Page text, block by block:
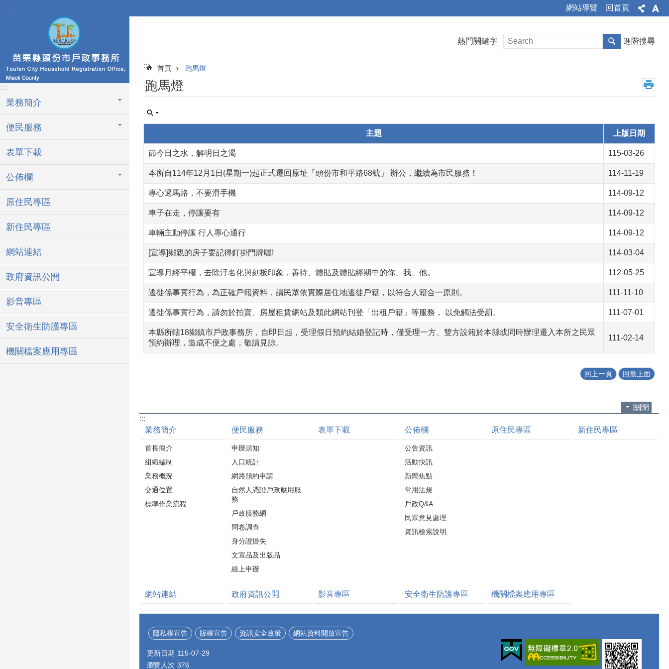
跳到主要內容區塊
::: 網站導覽 回首頁
:::
業務簡介
便民服務
表單下載
公佈欄
原住民專區
新住民專區
網站連結
政府資訊公開
影音專區
安全衛生防護專區
機關檔案應用專區
熱門關鍵字 進階搜尋
::: 首頁 跑馬燈
跑馬燈
主題 上版日期
節今日之水，解明日之渴 115-03-26
本所自114年12月1日(星期一)起正式遷回原址「頭份市和平路68號」 辦公，繼續為市民服務！ 114-11-19
專心過馬路，不要滑手機 114-09-12
車子在走，停讓要有 114-09-12
車輛主動停讓 行人專心通行 114-09-12
[宣導]鄉親的房子要記得釘掛門牌喔! 114-03-04
宣導月經平權，去除汙名化與刻板印象，善待、體貼及體貼經期中的你、我、他。 112-05-25
遷徙係事實行為，為正確戶籍資料，請民眾依實際居住地遷徙戶籍，以符合人籍合一原則。 111-11-10
遷徙係事實行為，請勿於拍賣、房屋租賃網站及類此網站刊登「出租戶籍」等服務， 以免觸法受罰。 111-07-01
本縣所轄18鄉鎮市戶政事務所，自即日起，受理假日預約結婚登記時，僅受理一方、雙方設籍於本縣或同時辦理遷入本所之民眾
預約辦理，造成不便之處，敬請見諒。
111-02-14
回上一頁 回最上面
關閉
:::
業務簡介
首長簡介
組織編制
業務概況
交通位置
標準作業流程
便民服務
申辦須知
人口統計
網路預約申請
自然人憑證戶政應用服
務
戶政服務網
問卷調查
身分證掛失
文宣品及出版品
線上申辦
表單下載 公佈欄
公告資訊
活動快訊
新聞焦點
常用法規
戶政Q&A
民眾意見處理
資訊檢索說明
原住民專區 新住民專區
網站連結 政府資訊公開 影音專區 安全衛生防護專區 機關檔案應用專區
隱私權宣告 版權宣告 資訊安全政策 網站資料開放宣告
更新日期 115-07-29
瀏覽人次 376